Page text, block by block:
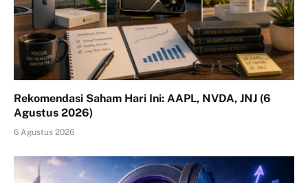
Rekomendasi Saham Hari Ini: AAPL, NVDA, JNJ (6
Agustus 2026)
6 Agustus 2026